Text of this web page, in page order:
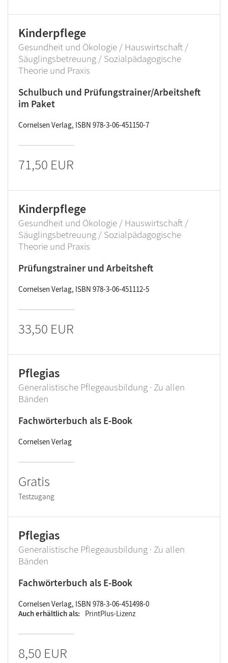
Kinderpflege
Gesundheit und Ökologie / Hauswirtschaft /
Säuglingsbetreuung / Sozialpädagogische
Theorie und Praxis
Schulbuch und Prüfungstrainer/Arbeitsheft
im Paket
Cornelsen Verlag, ISBN 978-3-06-451150-7
71,50 EUR
Kinderpflege
Gesundheit und Ökologie / Hauswirtschaft /
Säuglingsbetreuung / Sozialpädagogische
Theorie und Praxis
Prüfungstrainer und Arbeitsheft
Cornelsen Verlag, ISBN 978-3-06-451112-5
33,50 EUR
Pflegias
Generalistische Pflegeausbildung · Zu allen
Bänden
Fachwörterbuch als E-Book
Cornelsen Verlag
Gratis
Testzugang
Pflegias
Generalistische Pflegeausbildung · Zu allen
Bänden
Fachwörterbuch als E-Book
Cornelsen Verlag, ISBN 978-3-06-451498-0
Auch erhältlich als
PrintPlus-Lizenz
8,50 EUR